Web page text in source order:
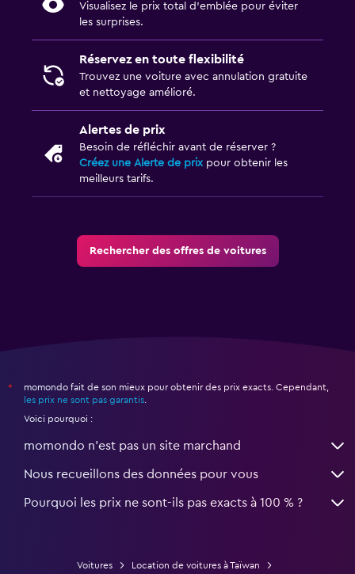
Visualisez le prix total d’emblée pour éviter
les surprises.
Réservez en toute flexibilité
Trouvez une voiture avec annulation gratuite
et nettoyage amélioré.
Alertes de prix
Besoin de réfléchir avant de réserver ?
Créez une Alerte de prixpour obtenir les
meilleurs tarifs.
Rechercher des offres de voitures
*
momondo fait de son mieux pour obtenir des prix exacts. Cependant,
les prix ne sont pas garantis.
Voici pourquoi :
momondo n'est pas un site marchand
Nous recueillons des données pour vous
Pourquoi les prix ne sont-ils pas exacts à 100 % ?
Voitures
Location de voitures à Taïwan